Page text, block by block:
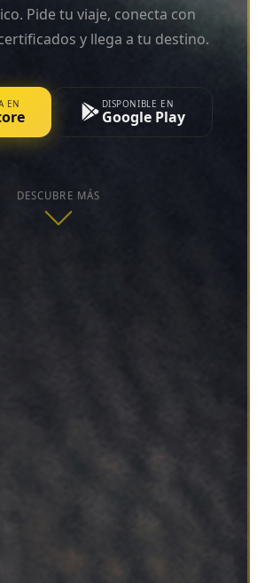
Pide tu viaje, conecta con
y llega a tu destino.
EN DISPONIBLE EN
Google Play
DESCUBRE MÁS